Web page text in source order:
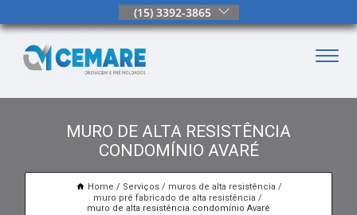
(15) 3392-3865
MURO DE ALTA RESISTÊNCIA
CONDOMÍNIO AVARÉ
Home Serviços
muros de alta resistência
muro pré fabricado de alta resistência
muro de alta resistência condomínio Avaré